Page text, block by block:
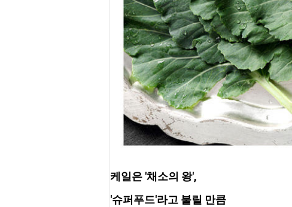
케일은 '채소의 왕',
'슈퍼푸드'라고 불릴 만큼